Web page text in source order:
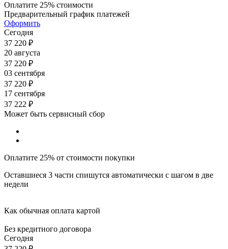
Оплатите 25% стоимости
Предварительный график платежей
Оформить
Сегодня
37 220 ₽
20 августа
37 220 ₽
03 сентября
37 220 ₽
17 сентября
37 222 ₽
Может быть сервисный сбор
Оплатите 25% от стоимости покупки
Оставшиеся 3 части спишутся автоматически с шагом в две
недели
Как обычная оплата картой
Без кредитного договора
Сегодня